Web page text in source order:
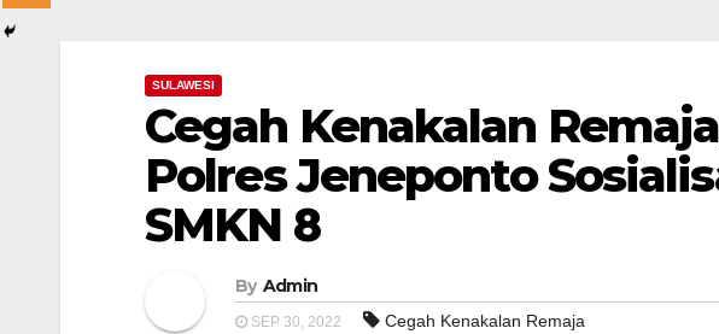
SULAWESI
Cegah Kenakalan
Polres Jeneponto
SMKN 8
By Admin
SEP 30, 2022 Cegah Kenakalan Remaja